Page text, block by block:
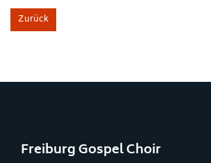
Zurück
Freiburg Gospel Choir